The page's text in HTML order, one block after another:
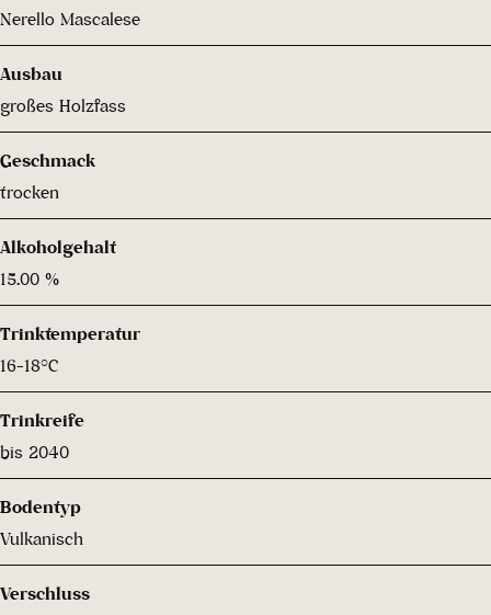
Nerello Mascalese
Ausbau
großes Holzfass
Geschmack
trocken
Alkoholgehalt
15.00 %
Trinktemperatur
16-18°C
Trinkreife
bis 2040
Bodentyp
Vulkanisch
Verschluss